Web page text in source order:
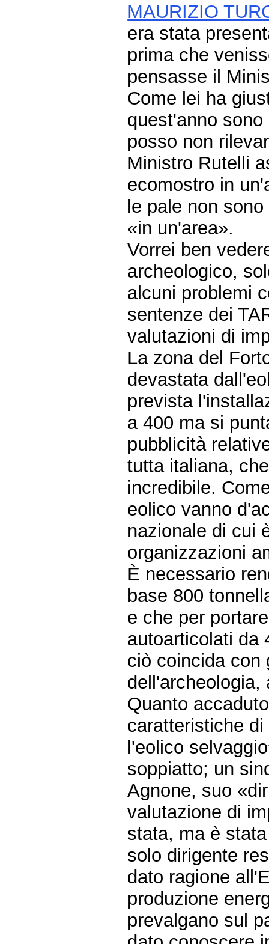
MAURIZIO
era stata
prima che
pensasse il
Come lei ha
quest'anno
posso non
Ministro Rutelli
ecomostro in
le pale non
«in un'area».
Vorrei ben
archeologico,
alcuni problemi
sentenze dei
valutazioni di
La zona del
devastata
prevista
a 400 ma si
pubblicità
tutta italiana,
incredibile.
eolico vanno
nazionale di cui
organizzazioni
È necessario
base 800
e che per
autoarticolati da
ciò coincida con
dell'archeologia,
Quanto
caratteristiche
l'eolico
soppiatto; un
Agnone, suo
valutazione di
stata, ma è
solo dirigente
dato ragione
produzione
prevalgano sul